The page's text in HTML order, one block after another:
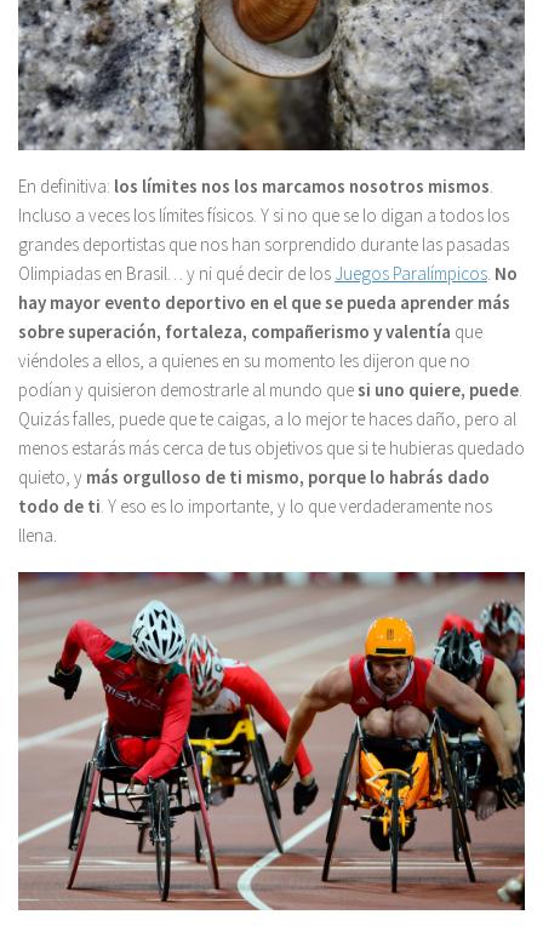
En definitiva: los límites nos los marcamos nosotros mismos.
Incluso a veces los límites físicos. Y si no que se lo digan a todos los
grandes deportistas que nos han sorprendido durante las pasadas
Olimpiadas en Brasil… y ni qué decir de los Juegos Paralímpicos. No
hay mayor evento deportivo en el que se pueda aprender más
sobre superación, fortaleza, compañerismo y valentía que
viéndoles a ellos, a quienes en su momento les dijeron que no
podían y quisieron demostrarle al mundo quesi uno quiere, puede.
Quizás falles, puede que te caigas, a lo mejor te haces daño, pero al
menos estarás más cerca de tus objetivos que si te hubieras quedado
quieto, y más orgulloso de ti mismo, porque lo habrás dado
todo de ti. Y eso es lo importante, y lo que verdaderamente nos
llena.